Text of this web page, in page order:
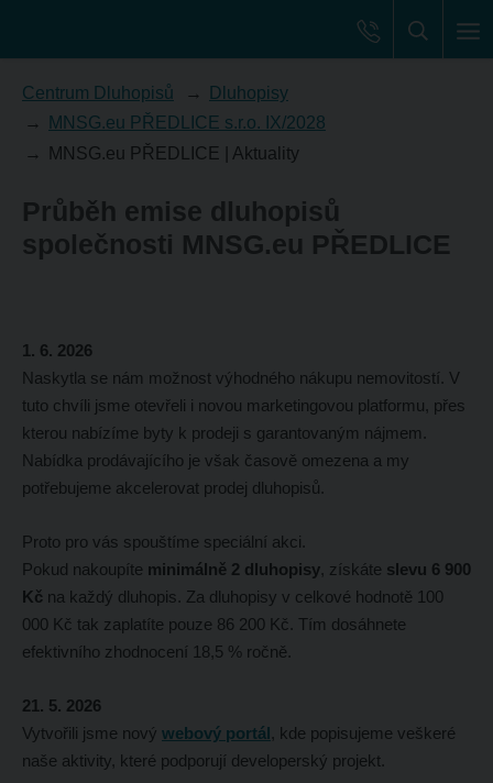
Centrum Dluhopisů
Dluhopisy
MNSG.eu PŘEDLICE s.r.o. IX/2028
MNSG.eu PŘEDLICE | Aktuality
Průběh emise dluhopisů
společnosti MNSG.eu PŘEDLICE
1. 6. 2026
Naskytla se nám možnost výhodného nákupu nemovitostí. V
tuto chvíli jsme otevřeli i novou marketingovou platformu, přes
kterou nabízíme byty k prodeji s garantovaným nájmem.
Nabídka prodávajícího je však časově omezena a my
potřebujeme akcelerovat prodej dluhopisů.
Proto pro vás spouštíme speciální akci.
Pokud nakoupíte minimálně 2 dluhopisy, získáte slevu 6 900
Kč na každý dluhopis. Za dluhopisy v celkové hodnotě 100
000 Kč tak zaplatíte pouze 86 200 Kč. Tím dosáhnete
efektivního zhodnocení 18,5 % ročně.
21. 5. 2026
Vytvořili jsme nový webový portál, kde popisujeme veškeré
naše aktivity, které podporují developerský projekt.